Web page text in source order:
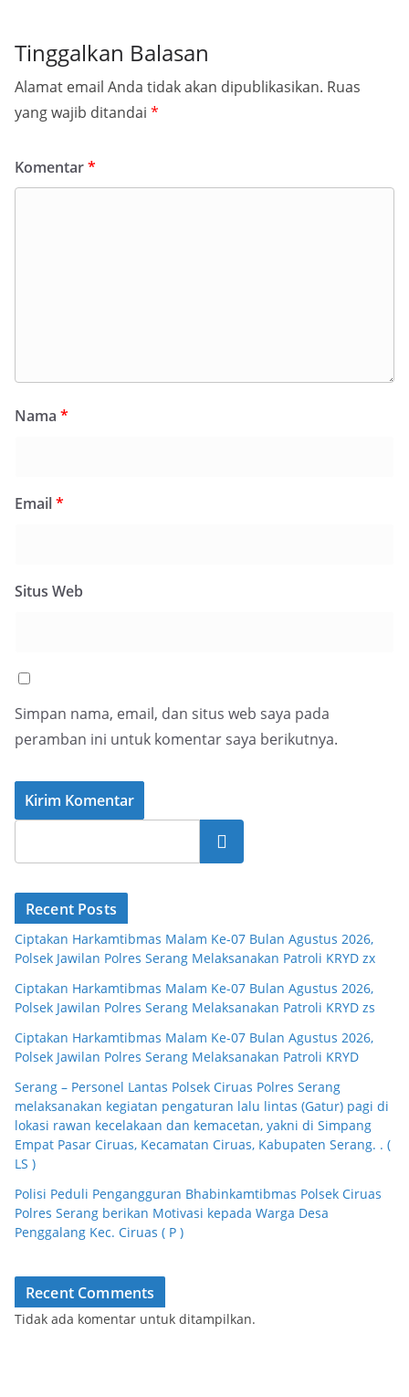
Tinggalkan Balasan
Alamat email Anda tidak akan dipublikasikan. Ruas
yang wajib ditandai *
Komentar*
Nama *
Email*
Situs Web
Simpan nama, email, dan situs web saya pada
peramban ini untuk komentar saya berikutnya.
Cari
Recent Posts
Ciptakan Harkamtibmas Malam Ke-07 Bulan Agustus 2026,
Polsek Jawilan Polres Serang Melaksanakan Patroli KRYD zx
Ciptakan Harkamtibmas Malam Ke-07 Bulan Agustus 2026,
Polsek Jawilan Polres Serang Melaksanakan Patroli KRYD zs
Ciptakan Harkamtibmas Malam Ke-07 Bulan Agustus 2026,
Polsek Jawilan Polres Serang Melaksanakan Patroli KRYD
Serang – Personel Lantas Polsek Ciruas Polres Serang
melaksanakan kegiatan pengaturan lalu lintas (Gatur) pagi di
lokasi rawan kecelakaan dan kemacetan, yakni di Simpang
Empat Pasar Ciruas, Kecamatan Ciruas, Kabupaten Serang. . (
LS )
Polisi Peduli Pengangguran Bhabinkamtibmas Polsek Ciruas
Polres Serang berikan Motivasi kepada Warga Desa
Penggalang Kec. Ciruas ( P )
Recent Comments
Tidak ada komentar untuk ditampilkan.